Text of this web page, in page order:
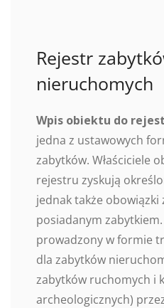
Rejestr
nieruchomych
Wpis obiektu do
jedna z ustawowych
zabytków. Właściciele
rejestru zyskują
jednak także obowiązki
posiadanym
prowadzony w formie
dla zabytków
zabytków ruchomych i
archeologicznych)